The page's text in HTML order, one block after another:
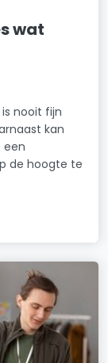
wat
nooit fijn
kan
een
de hoogte te